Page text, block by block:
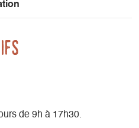
de 9h à 17h30.